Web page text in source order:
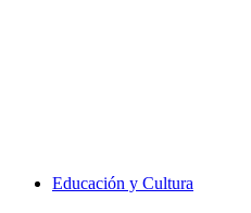
Educación y Cultura